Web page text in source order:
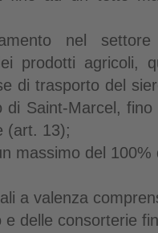
nel
prodotti agricoli,
di trasporto del
di Saint-Marcel,
(art. 13);
massimo del
a valenza
e delle consorterie